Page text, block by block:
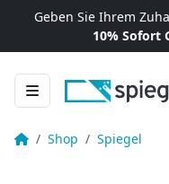
Zum Inhalt springen
Geben Sie Ihrem
10% Sofort
Startseite
Shop Spiegel
Hollywood Spiegel